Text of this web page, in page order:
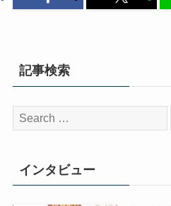
記事検索
検
索:
インタビュー